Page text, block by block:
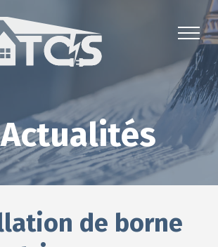
Actualités
de borne